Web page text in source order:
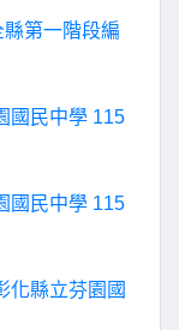
第一階段編
國民中學 115
國民中學 115
化縣立芬園國